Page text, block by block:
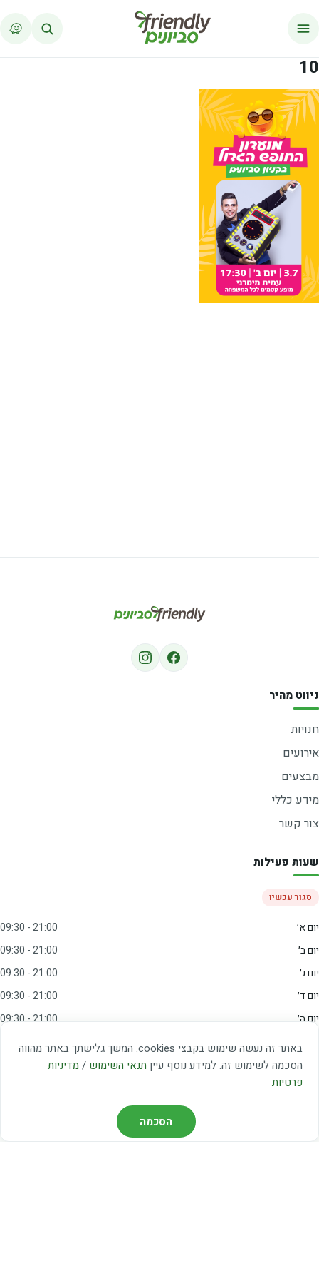
באתר זה נעשה שימוש בקבצי cookies. המשך גלישתך באתר מהווה
הסכמה לשימוש זה. למידע נוסף עיין תנאי השימוש / מדיניות
פרטיות
הסכמה
10
ניווט מהיר
חנויות
אירועים
מבצעים
מידע כללי
צור קשר
שעות פעילות
סגור עכשיו
יום א׳
09:30 - 21:00
יום ב׳
09:30 - 21:00
יום ג׳
09:30 - 21:00
יום ד׳
09:30 - 21:00
יום ה׳
09:30 - 21:00
יום ו׳
09:00 - 15:00
שבת
20:00 - 23:00